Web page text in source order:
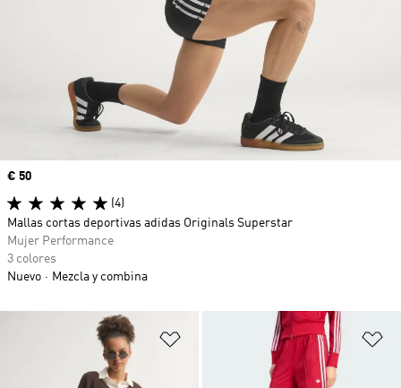
Añadir a la lista de deseos
Precio
€ 50
(4)
Mallas cortas deportivas adidas Originals Superstar
Mujer Performance
3 colores
Nuevo
Mezcla y combina